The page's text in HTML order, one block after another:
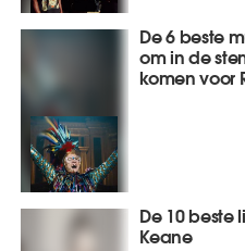
De 6 beste
om in de
komen voor
De 10 beste
Keane